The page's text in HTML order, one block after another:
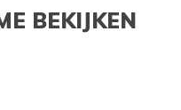
BEKIJKEN